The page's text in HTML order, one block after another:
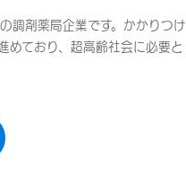
調剤薬局企業です。かかりつけ
めており、超高齢社会に必要と